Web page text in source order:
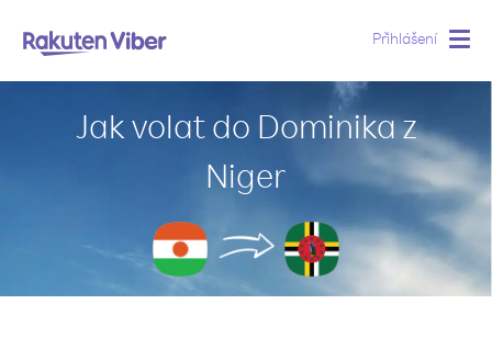
Přihlášení
Jak volat do Dominika z
Niger